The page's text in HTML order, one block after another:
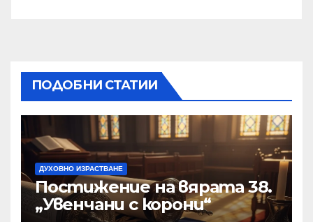
ПОДОБНИ СТАТИИ
ДУХОВНО ИЗРАСТВАНЕ
Постижение на вярата 38.
„Увенчани с корони“